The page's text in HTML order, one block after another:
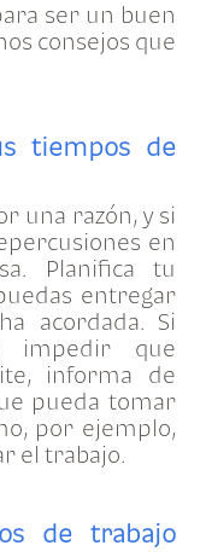
ser un buen
consejos que
tiempos de
una razón, y si
en
Planifica tu
entregar
acordada. Si
impedir que
informa de
pueda tomar
por ejemplo,
el trabajo.
de trabajo